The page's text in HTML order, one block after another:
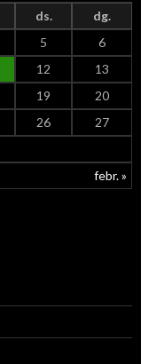
ds. dg.
febr. »
5
6
12
13
19
20
26
27